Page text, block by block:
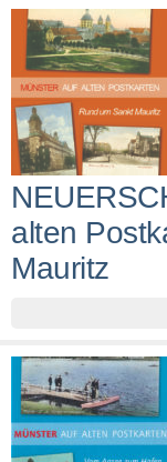
alten
Mauritz